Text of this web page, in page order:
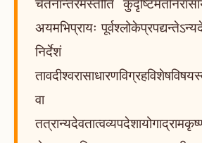
अयमभिप्रायः
वा